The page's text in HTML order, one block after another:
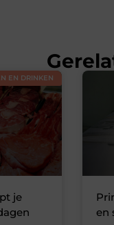
EN DRINKEN
je
en